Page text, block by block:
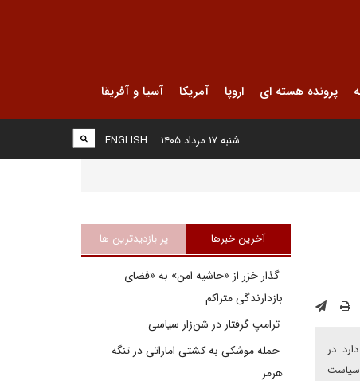
پرونده هسته ای اروپا آمریکا آسیا و آفریقا
ENGLISH شنبه ۱۷ مرداد ۱۴۰۵
در
سیاست
آخرین خبرها پر بازدیدترین ها
گذار خزر از «حاشیه امن» به «فضای
بازدارندگی متراکم
ترامپ گرفتار در شن‌زار سیاسی
حمله موشکی به کشتی اماراتی در تنگه
هرمز